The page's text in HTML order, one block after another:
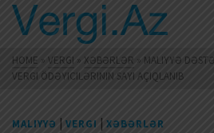
HOME » VERGI » XƏBƏRLƏR » MALIYYƏ
VERGI ÖDƏYICILƏRININ SAYI AÇIQLANIB
MALIYYƏ | VERGI | XƏBƏRLƏR